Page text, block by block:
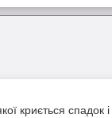
криється спадок